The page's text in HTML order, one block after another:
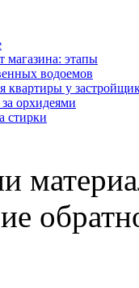
магазина: этапы
водоемов
у
орхидеями
стирки